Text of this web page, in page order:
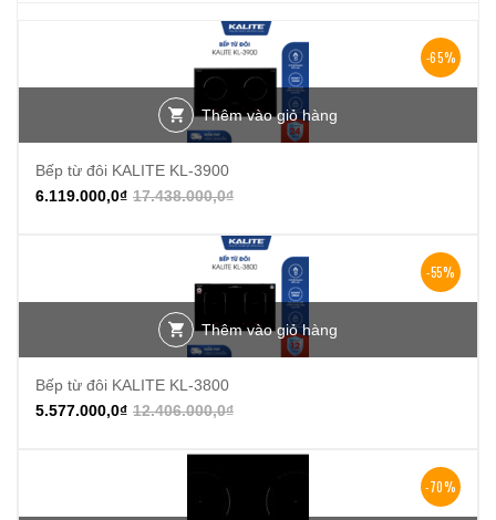
-65%
Thêm vào giỏ hàng
Bếp từ đôi KALITE KL-3900
17.438.000,0₫
6.119.000,0₫
-55%
Thêm vào giỏ hàng
Bếp từ đôi KALITE KL-3800
12.406.000,0₫
5.577.000,0₫
-70%